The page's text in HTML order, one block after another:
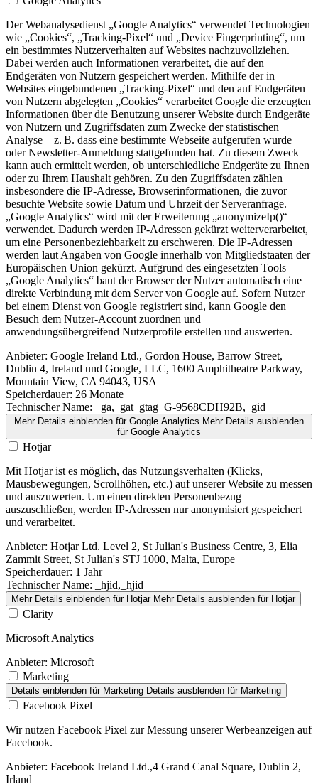
Der Webanalysedienst „Google Analytics“ verwendet Technologien
wie „Cookies“, „Tracking-Pixel“ und „Device Fingerprinting“, um
ein bestimmtes Nutzerverhalten auf Websites nachzuvollziehen.
Dabei werden auch Informationen verarbeitet, die auf den
Endgeräten von Nutzern gespeichert werden. Mithilfe der in
Websites eingebundenen „Tracking-Pixel“ und den auf Endgeräten
von Nutzern abgelegten „Cookies“ verarbeitet Google die erzeugten
Informationen über die Benutzung unserer Website durch Endgeräte
von Nutzern und Zugriffsdaten zum Zwecke der statistischen
Analyse – z. B. dass eine bestimmte Webseite aufgerufen wurde
oder Newsletter-Anmeldung stattgefunden hat. Zu diesem Zweck
kann auch ermittelt werden, ob unterschiedliche Endgeräte zu Ihnen
oder zu Ihrem Haushalt gehören. Zu den Zugriffsdaten zählen
insbesondere die IP-Adresse, Browserinformationen, die zuvor
besuchte Website sowie Datum und Uhrzeit der Serveranfrage.
„Google Analytics“ wird mit der Erweiterung „anonymizeIp()“
verwendet. Dadurch werden IP-Adressen gekürzt weiterverarbeitet,
um eine Personenbeziehbarkeit zu erschweren. Die IP-Adressen
werden laut Angaben von Google innerhalb von Mitgliedstaaten der
Europäischen Union gekürzt. Aufgrund des eingesetzten Tools
„Google Analytics“ baut der Browser der Nutzer automatisch eine
direkte Verbindung mit dem Server von Google auf. Sofern Nutzer
bei einem Dienst von Google registriert sind, kann Google den
Besuch dem Nutzer-Account zuordnen und
anwendungsübergreifend Nutzerprofile erstellen und auswerten.
Anbieter: Google Ireland Ltd., Gordon House, Barrow Street,
Dublin 4, Ireland und Google, LLC, 1600 Amphitheatre Parkway,
Mountain View, CA 94043, USA
Speicherdauer: 26 Monate
Technischer Name: _ga,_gat_gtag_G-9568CDH92B,_gid
Mehr Details einblenden für Google Analytics Mehr Details ausblenden
für Google Analytics
Hotjar
Mit Hotjar ist es möglich, das Nutzungsverhalten (Klicks,
Mausbewegungen, Scrollhöhen, etc.) auf unserer Website zu messen
und auszuwerten. Um einen direkten Personenbezug
auszuschließen, werden IP-Adressen nur anonymisiert gespeichert
und verarbeitet.
Anbieter: Hotjar Ltd. Level 2, St Julian's Business Centre, 3, Elia
Zammit Street, St Julian's STJ 1000, Malta, Europe
Speicherdauer: 1 Jahr
Technischer Name: _hjid,_hjid
Mehr Details einblenden für Hotjar Mehr Details ausblenden für Hotjar
Clarity
Microsoft Analytics
Anbieter: Microsoft
Marketing
Details einblenden für Marketing Details ausblenden für Marketing
Facebook Pixel
Wir nutzen Facebook Pixel zur Messung unserer Werbeanzeigen auf
Facebook.
Anbieter: Facebook Ireland Ltd.,4 Grand Canal Square, Dublin 2,
Irland